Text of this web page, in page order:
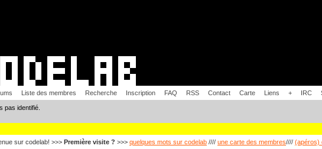
Liste des membres Recherche Inscription FAQ RSS Contact Carte Liens + IRC
pas identifié.
sur codelab! >>> Première visite ? >>> quelques mots sur codelab //// une carte des membres//// (apéros)